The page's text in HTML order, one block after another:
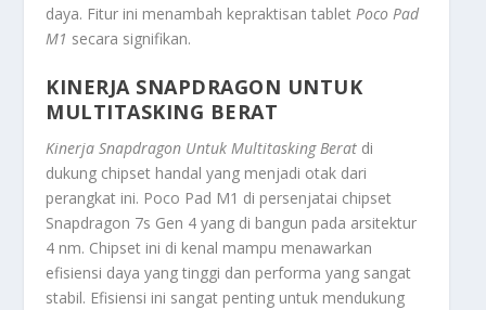
daya. Fitur ini menambah kepraktisan tablet Poco Pad
M1 secara signifikan.
KINERJA SNAPDRAGON UNTUK
MULTITASKING BERAT
Kinerja Snapdragon Untuk Multitasking Berat di
dukung chipset handal yang menjadi otak dari
perangkat ini. Poco Pad M1 di persenjatai chipset
Snapdragon 7s Gen 4 yang di bangun pada arsitektur
4 nm. Chipset ini di kenal mampu menawarkan
efisiensi daya yang tinggi dan performa yang sangat
stabil. Efisiensi ini sangat penting untuk mendukung